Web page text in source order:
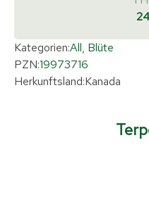
Kategorien:All, Blüte
PZN:19973716
Herkunftsland:Kanada